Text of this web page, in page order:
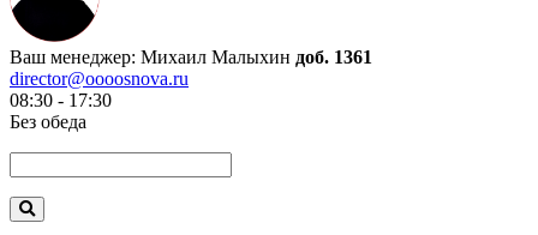
Ваш менеджер: Михаил Малыхин доб. 1361
director@oooosnova.ru
08:30 - 17:30
Без обеда